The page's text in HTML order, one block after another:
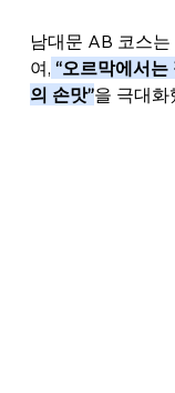
남대문 AB 코스
여, “오르막에서
의 손맛”을 극대화